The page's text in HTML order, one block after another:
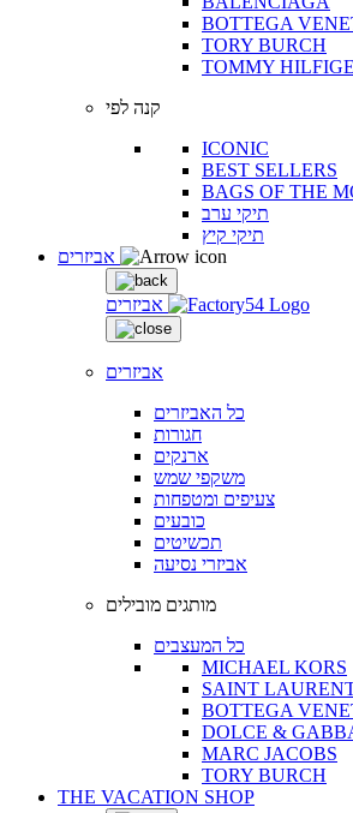
BOTTEGA
TORY BURCH
TOMMY
קנה לפי
ICONIC
BEST SELLERS
BAGS OF THE
תיקי ערב
תיקי קיץ
אביזרים
אביזרים
כל האביזרים
חגורות
ארנקים
משקפי שמש
צעיפים ומטפחות
כובעים
תכשיטים
אביזרי נסיעה
מותגים מובילים
כל המעצבים
MICHAEL KORS
SAINT
BOTTEGA
DOLCE &
MARC JACOBS
TORY BURCH
THE VACATION SHOP